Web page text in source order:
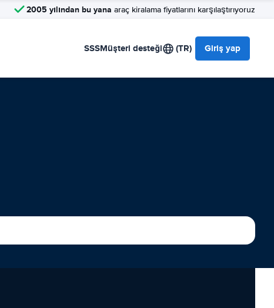
2005 yılından bu yana araç kiralama fiyatlarını karşılaştırıyoruz
SSSMüşteri desteği (TR) Giriş yap